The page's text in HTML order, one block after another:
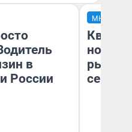
в
России
МНЕНИЕ
но
рынок